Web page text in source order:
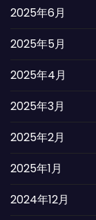
2025年6月
2025年5月
2025年4月
2025年3月
2025年2月
2025年1月
2024年12月